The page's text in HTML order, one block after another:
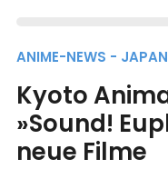
ANIME-NEWS - JAPAN
Kyoto
»Sound!
neue Filme